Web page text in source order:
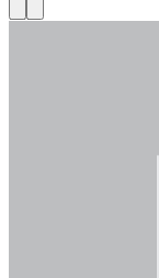
Seat